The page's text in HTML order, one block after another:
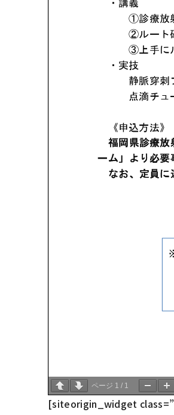
ページ 1 / 1
[siteorigin_widget